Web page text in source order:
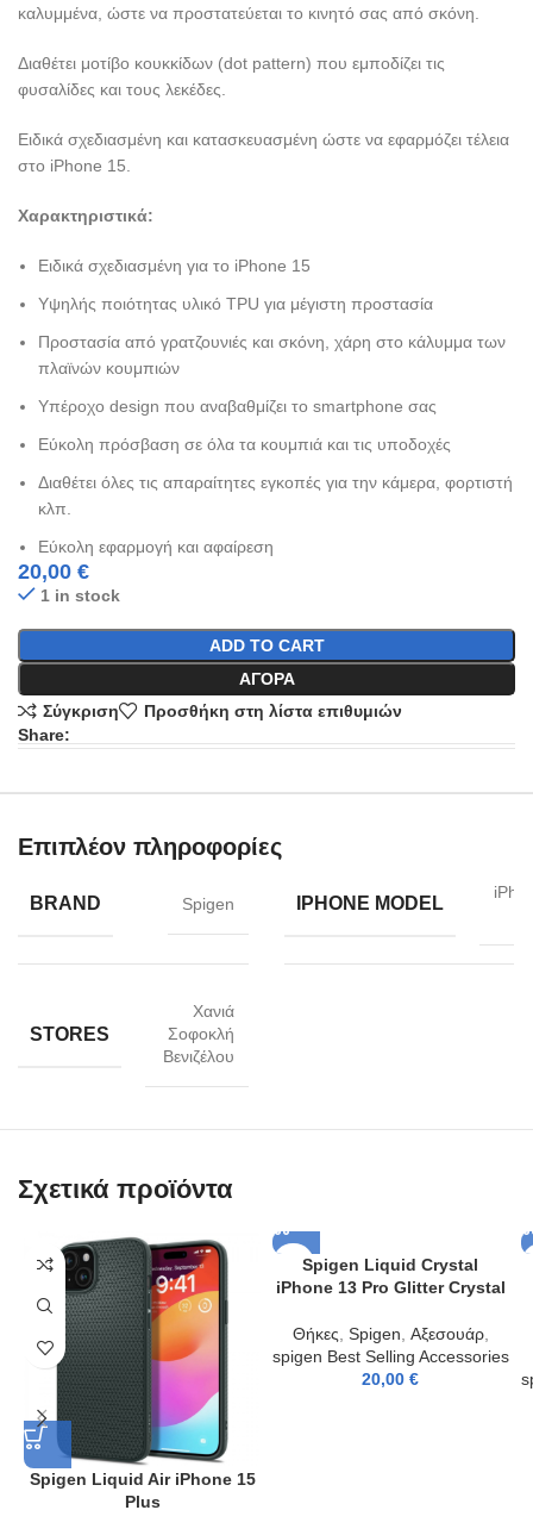
καλυμμένα, ώστε να προστατεύεται το κινητό σας από σκόνη.
Διαθέτει μοτίβο κουκκίδων (dot pattern) που εμποδίζει τις
φυσαλίδες και τους λεκέδες.
Ειδικά σχεδιασμένη και κατασκευασμένη ώστε να εφαρμόζει τέλεια
στο iPhone 15.
Χαρακτηριστικά:
Ειδικά σχεδιασμένη για το iPhone 15
Υψηλής ποιότητας υλικό TPU για μέγιστη προστασία
Προστασία από γρατζουνιές και σκόνη, χάρη στο κάλυμμα των
πλαϊνών κουμπιών
Υπέροχο design που αναβαθμίζει το smartphone σας
Εύκολη πρόσβαση σε όλα τα κουμπιά και τις υποδοχές
Διαθέτει όλες τις απαραίτητες εγκοπές για την κάμερα, φορτιστή
κλπ.
Εύκολη εφαρμογή και αφαίρεση
20,00€
1 in stock
ADD TO CART
ΑΓΟΡΆ
Σύγκριση
Προσθήκη στη λίστα επιθυμιών
Share:
Επιπλέον πληροφορίες
BRAND Spigen IPHONE MODEL
STORES
Χανιά
Σοφοκλή
Βενιζέλου
Σχετικά προϊόντα
Spigen Liquid Air iPhone 15
Plus
Spigen Liquid Crystal
iPhone 13 Pro Glitter Crystal
Θήκες, Spigen, Αξεσουάρ,
spigen Best Selling Accessories
20,00€